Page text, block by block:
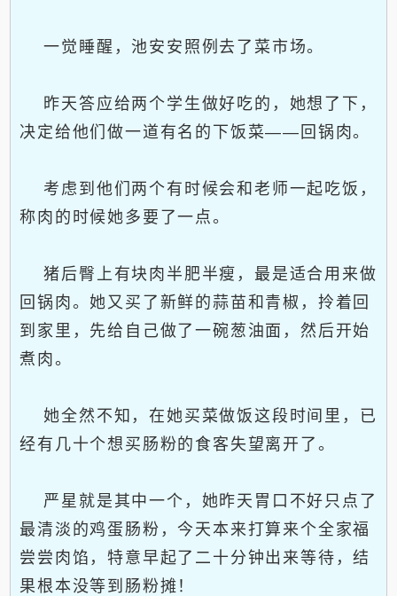
一觉睡醒，池安安照例去了菜市场。
昨天答应给两个学生做好吃的，她想了下，
决定给他们做一道有名的下饭菜——回锅肉。
考虑到他们两个有时候会和老师一起吃饭，
称肉的时候她多要了一点。
猪后臀上有块肉半肥半瘦，最是适合用来做
回锅肉。她又买了新鲜的蒜苗和青椒，拎着回
到家里，先给自己做了一碗葱油面，然后开始
煮肉。
她全然不知，在她买菜做饭这段时间里，已
经有几十个想买肠粉的食客失望离开了。
严星就是其中一个，她昨天胃口不好只点了
最清淡的鸡蛋肠粉，今天本来打算来个全家福
尝尝肉馅，特意早起了二十分钟出来等待，结
果根本没等到肠粉摊！